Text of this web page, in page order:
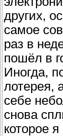
других,
самое
раз в
пошёл в
Иногда,
лотерея,
себе
снова
которое